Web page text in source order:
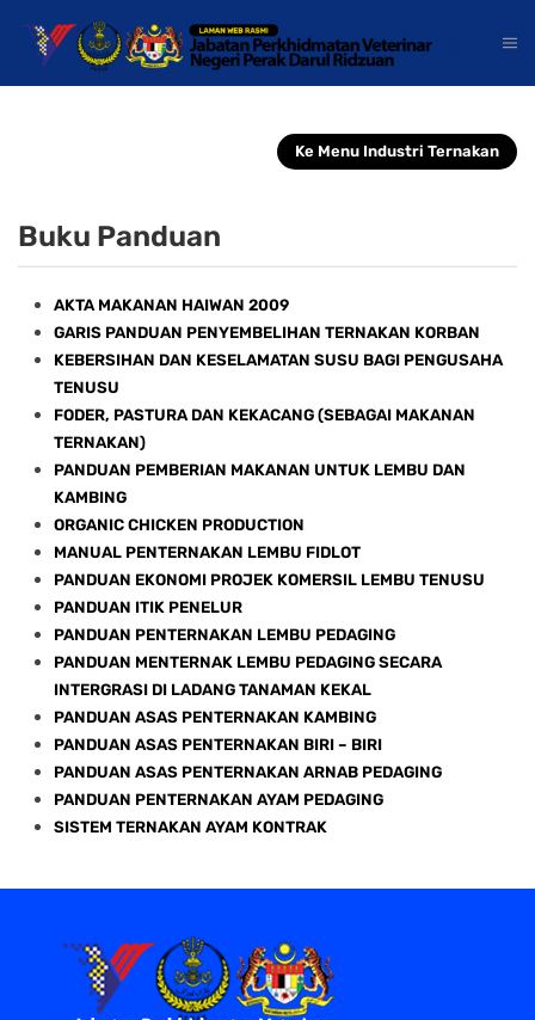
Ke Menu Industri Ternakan
Buku Panduan
AKTA MAKANAN HAIWAN 2009
GARIS PANDUAN PENYEMBELIHAN TERNAKAN KORBAN
KEBERSIHAN DAN KESELAMATAN SUSU BAGI PENGUSAHA
TENUSU
FODER, PASTURA DAN KEKACANG (SEBAGAI MAKANAN
TERNAKAN)
PANDUAN PEMBERIAN MAKANAN UNTUK LEMBU DAN
KAMBING
ORGANIC CHICKEN PRODUCTION
MANUAL PENTERNAKAN LEMBU FIDLOT
PANDUAN EKONOMI PROJEK KOMERSIL LEMBU TENUSU
PANDUAN ITIK PENELUR
PANDUAN PENTERNAKAN LEMBU PEDAGING
PANDUAN MENTERNAK LEMBU PEDAGING SECARA
INTERGRASI DI LADANG TANAMAN KEKAL
PANDUAN ASAS PENTERNAKAN KAMBING
PANDUAN ASAS PENTERNAKAN BIRI – BIRI
PANDUAN ASAS PENTERNAKAN ARNAB PEDAGING
PANDUAN PENTERNAKAN AYAM PEDAGING
SISTEM TERNAKAN AYAM KONTRAK